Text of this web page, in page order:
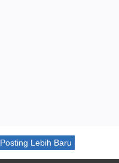
Posting Lebih Baru